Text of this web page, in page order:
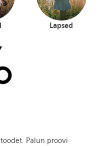
Lapsed
Palun proovi